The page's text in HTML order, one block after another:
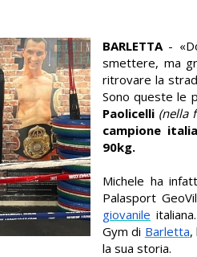
BARLETTA -
smettere, ma
ritrovare la
Sono queste le
Paolicelli (nella
campione
90kg.
Michele ha
Palasport
giovanile
Gym di Barletta,
la sua storia.